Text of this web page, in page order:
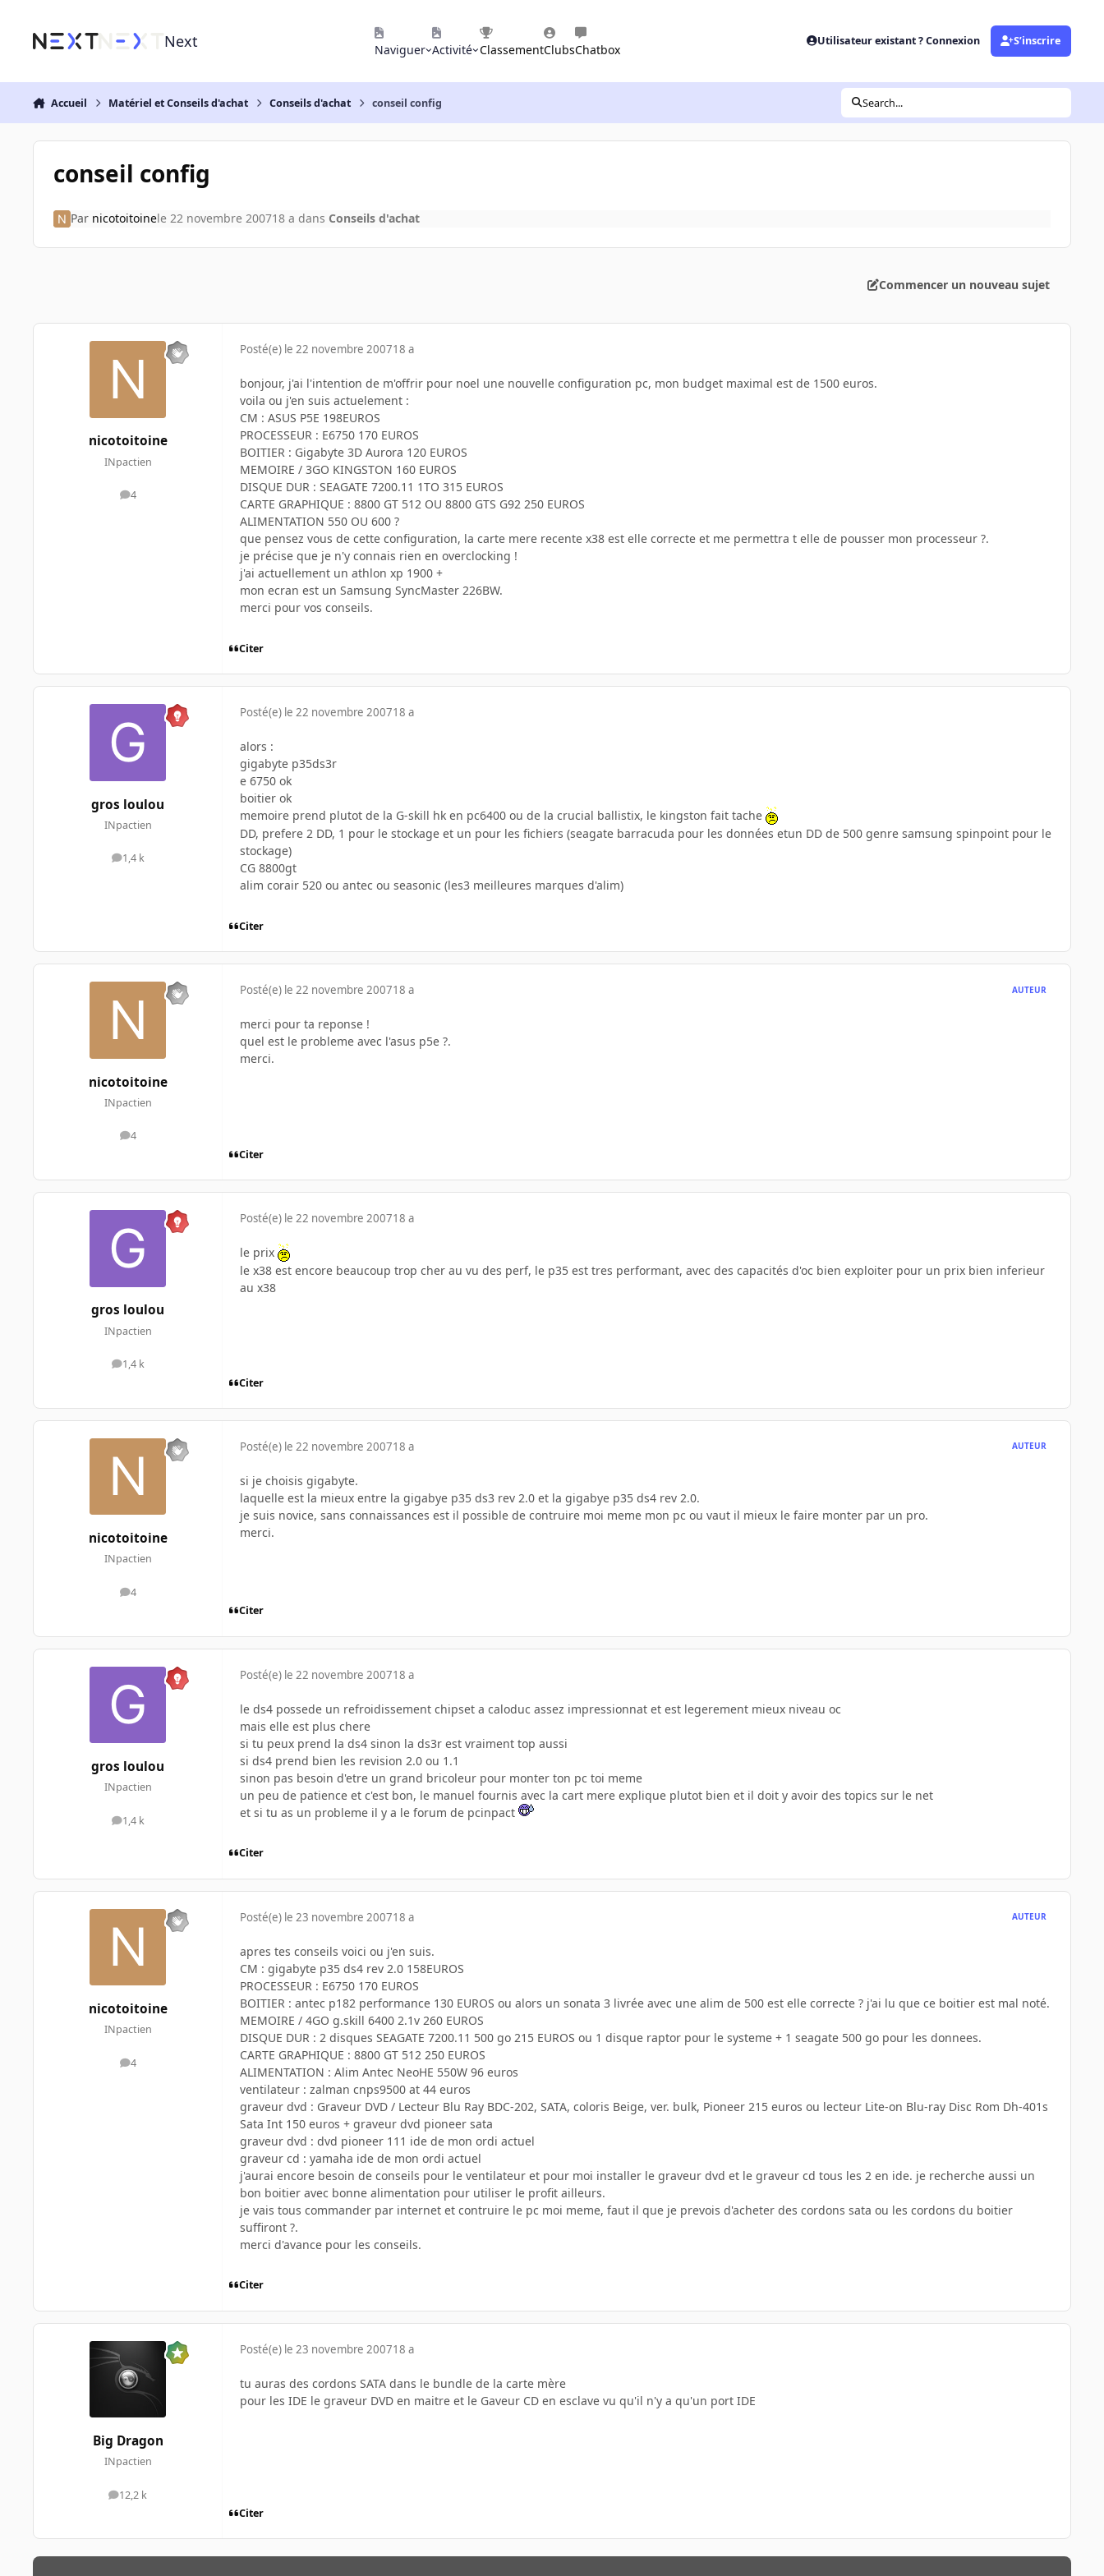
Next Naviguer Activité ClassementClubsChatbox
Utilisateur existant ? Connexion S’inscrire
Accueil Matériel et Conseils d'achat Conseils d'achat conseil config Search...
conseil config
Par nicotoitoinele 22 novembre 200718 a dans Conseils d'achat
Commencer un nouveau sujet
nicotoitoine
INpactien
4
messages
Posté(e) le 22 novembre 200718 a
bonjour, j'ai l'intention de m'offrir pour noel une nouvelle configuration pc, mon budget maximal est de 1500 euros.
voila ou j'en suis actuelement :
CM : ASUS P5E 198EUROS
PROCESSEUR : E6750 170 EUROS
BOITIER : Gigabyte 3D Aurora 120 EUROS
MEMOIRE / 3GO KINGSTON 160 EUROS
DISQUE DUR : SEAGATE 7200.11 1TO 315 EUROS
CARTE GRAPHIQUE : 8800 GT 512 OU 8800 GTS G92 250 EUROS
ALIMENTATION 550 OU 600 ?
que pensez vous de cette configuration, la carte mere recente x38 est elle correcte et me permettra t elle de pousser mon processeur ?.
je précise que je n'y connais rien en overclocking !
j'ai actuellement un athlon xp 1900 +
mon ecran est un Samsung SyncMaster 226BW.
merci pour vos conseils.
Citer
gros loulou
INpactien
1,4 k
messages
Posté(e) le 22 novembre 200718 a
alors :
gigabyte p35ds3r
e 6750 ok
boitier ok
memoire prend plutot de la G-skill hk en pc6400 ou de la crucial ballistix, le kingston fait tache
DD, prefere 2 DD, 1 pour le stockage et un pour les fichiers (seagate barracuda pour les données etun DD de 500 genre samsung spinpoint pour le
stockage)
CG 8800gt
alim corair 520 ou antec ou seasonic (les3 meilleures marques d'alim)
Citer
nicotoitoine
INpactien
4
messages
Posté(e) le 22 novembre 200718 a AUTEUR
merci pour ta reponse !
quel est le probleme avec l'asus p5e ?.
merci.
Citer
gros loulou
INpactien
1,4 k
messages
Posté(e) le 22 novembre 200718 a
le prix
le x38 est encore beaucoup trop cher au vu des perf, le p35 est tres performant, avec des capacités d'oc bien exploiter pour un prix bien inferieur
au x38
Citer
nicotoitoine
INpactien
4
messages
Posté(e) le 22 novembre 200718 a AUTEUR
si je choisis gigabyte.
laquelle est la mieux entre la gigabye p35 ds3 rev 2.0 et la gigabye p35 ds4 rev 2.0.
je suis novice, sans connaissances est il possible de contruire moi meme mon pc ou vaut il mieux le faire monter par un pro.
merci.
Citer
gros loulou
INpactien
1,4 k
messages
Posté(e) le 22 novembre 200718 a
le ds4 possede un refroidissement chipset a caloduc assez impressionnat et est legerement mieux niveau oc
mais elle est plus chere
si tu peux prend la ds4 sinon la ds3r est vraiment top aussi
si ds4 prend bien les revision 2.0 ou 1.1
sinon pas besoin d'etre un grand bricoleur pour monter ton pc toi meme
un peu de patience et c'est bon, le manuel fournis avec la cart mere explique plutot bien et il doit y avoir des topics sur le net
et si tu as un probleme il y a le forum de pcinpact
Citer
nicotoitoine
INpactien
4
messages
Posté(e) le 23 novembre 200718 a AUTEUR
apres tes conseils voici ou j'en suis.
CM : gigabyte p35 ds4 rev 2.0 158EUROS
PROCESSEUR : E6750 170 EUROS
BOITIER : antec p182 performance 130 EUROS ou alors un sonata 3 livrée avec une alim de 500 est elle correcte ? j'ai lu que ce boitier est mal noté.
MEMOIRE / 4GO g.skill 6400 2.1v 260 EUROS
DISQUE DUR : 2 disques SEAGATE 7200.11 500 go 215 EUROS ou 1 disque raptor pour le systeme + 1 seagate 500 go pour les donnees.
CARTE GRAPHIQUE : 8800 GT 512 250 EUROS
ALIMENTATION : Alim Antec NeoHE 550W 96 euros
ventilateur : zalman cnps9500 at 44 euros
graveur dvd : Graveur DVD / Lecteur Blu Ray BDC-202, SATA, coloris Beige, ver. bulk, Pioneer 215 euros ou lecteur Lite-on Blu-ray Disc Rom Dh-401s
Sata Int 150 euros + graveur dvd pioneer sata
graveur dvd : dvd pioneer 111 ide de mon ordi actuel
graveur cd : yamaha ide de mon ordi actuel
j'aurai encore besoin de conseils pour le ventilateur et pour moi installer le graveur dvd et le graveur cd tous les 2 en ide. je recherche aussi un
bon boitier avec bonne alimentation pour utiliser le profit ailleurs.
je vais tous commander par internet et contruire le pc moi meme, faut il que je prevois d'acheter des cordons sata ou les cordons du boitier
suffiront ?.
merci d'avance pour les conseils.
Citer
Big Dragon
INpactien
12,2 k
messages
Posté(e) le 23 novembre 200718 a
tu auras des cordons SATA dans le bundle de la carte mère
pour les IDE le graveur DVD en maitre et le Gaveur CD en esclave vu qu'il n'y a qu'un port IDE
Citer